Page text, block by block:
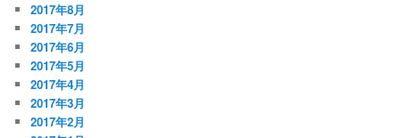
2017年8月
2017年7月
2017年6月
2017年5月
2017年4月
2017年3月
2017年2月